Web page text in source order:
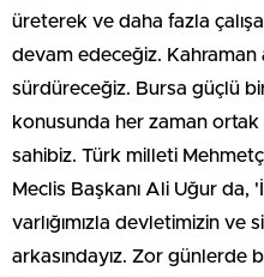
üreterek ve daha fazla
devam edeceğiz. Kahraman
sürdüreceğiz. Bursa güçlü
konusunda her zaman
sahibiz. Türk milleti
Meclis Başkanı Ali Uğur da,
varlığımızla devletimizin ve
arkasındayız. Zor günlerde